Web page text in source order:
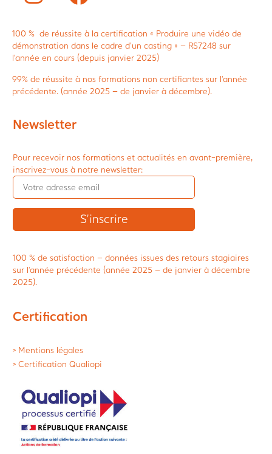
100 % de réussite à la certification « Produire une vidéo de
démonstration dans le cadre d’un casting » – RS7248 sur
l’année en cours (depuis janvier 2025)
99% de réussite à nos formations non certifiantes sur l’année
précédente. (année 2025 – de janvier à décembre).
Newsletter
Pour recevoir nos formations et actualités en avant-première,
inscrivez-vous à notre newsletter:
100 % de satisfaction – données issues des retours stagiaires
sur l’année précédente (année 2025 – de janvier à décembre
2025).
Certification
> Mentions légales
> Certification Qualiopi